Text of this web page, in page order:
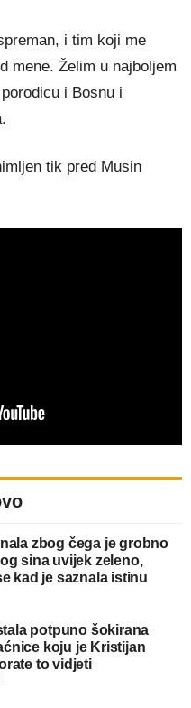
i tim koji me
mene. Želim u najboljem
i Bosnu i
tik pred Musin
zbog čega je grobno
sina uvijek zeleno,
kad je saznala istinu
potpuno šokirana
koju je Kristijan
to vidjeti